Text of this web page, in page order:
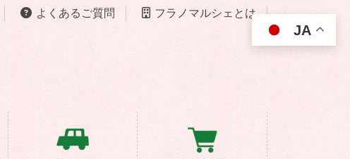
よくあるご質問 フラノマルシェとは
JA